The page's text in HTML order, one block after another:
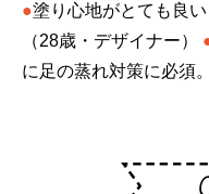
●塗り心地がとても良
（28歳・デザイナー）
に足の蒸れ対策に必須